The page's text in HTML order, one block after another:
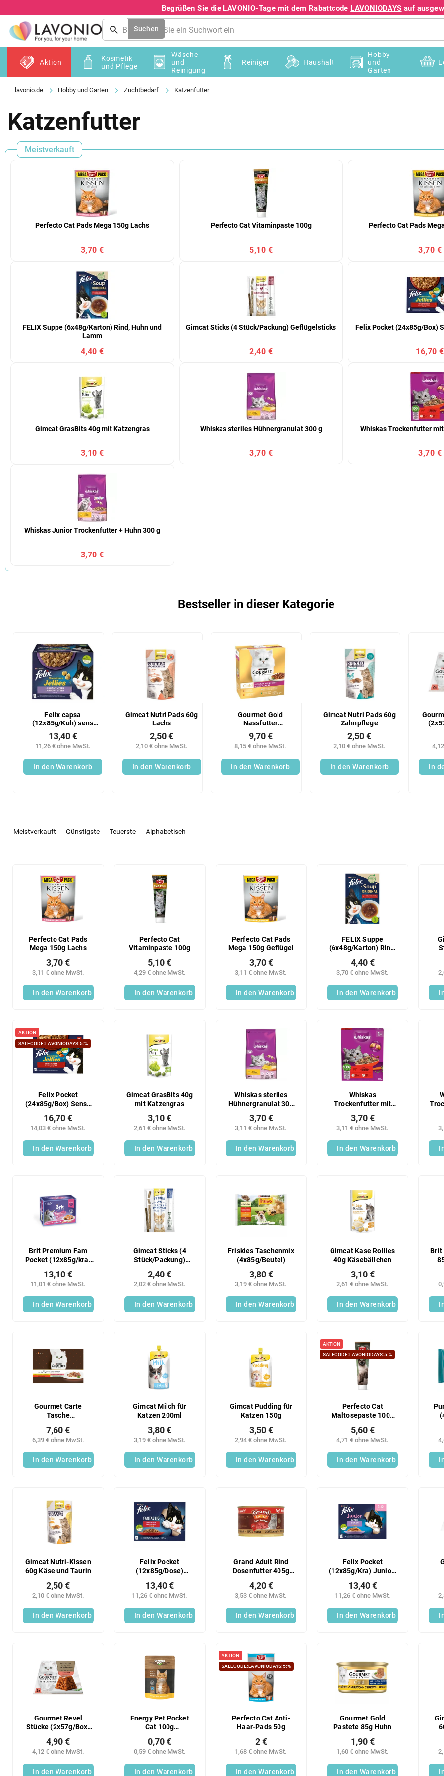
Inhalt
springen
Begrüßen Sie die LAVONIO-Tage mit dem Rabattcode LAVONIODAYS auf
+49 78195633041
Suchen
Aktion
Kosmetik
und Pflege
Wäsche
und
Reinigung
Reiniger Haushalt
Hobby
und
Garten
Hobby und Garten Zuchtbedarf Katzenfutter
Katzenfutter
Meistverkauft
Perfecto Cat Pads Mega 150g Lachs
3,70 €
Perfecto Cat Vitaminpaste 100g
5,10 €
Perfecto Cat Pads
3,70 €
FELIX Suppe (6x48g/Karton) Rind, Huhn und
Lamm
4,40 €
Gimcat Sticks (4 Stück/Packung) Geflügelsticks
2,40 €
Felix Pocket (24x85g/Box)
16,70 €
Gimcat GrasBits 40g mit Katzengras
3,10 €
Whiskas steriles Hühnergranulat 300 g
3,70 €
Whiskas Trockenfutter
3,70 €
Whiskas Junior Trockenfutter + Huhn 300 g
3,70 €
Bestseller in dieser Kategorie
Felix capsa
(12x85g/Kuh) sens
Gelees
13,40 €
11,26 € ohne MwSt.
In den Warenkorb
Gimcat Nutri Pads 60g
Lachs
2,50 €
2,10 € ohne MwSt.
In den Warenkorb
Gourmet Gold
Nassfutter
(8x85g/Karton) Mix
9,70 €
8,15 € ohne MwSt.
In den Warenkorb
Gimcat Nutri Pads 60g
Zahnpflege
2,50 €
2,10 € ohne MwSt.
In den Warenkorb In
Meistverkauft Günstigste Teuerste Alphabetisch
Perfecto Cat Pads
Mega 150g Lachs
3,11 € ohne MwSt.
3,70 €
In den Warenkorb
Perfecto Cat
Vitaminpaste 100g
4,29 € ohne MwSt.
5,10 €
In den Warenkorb
Perfecto Cat Pads
Mega 150g Geflügel
3,11 € ohne MwSt.
3,70 €
In den Warenkorb
FELIX Suppe
(6x48g/Karton) Rind,
3,70 € ohne MwSt.
4,40 €
In den Warenkorb
AKTION
SALECODE:LAVONIODAYS:5:%
Felix Pocket
(24x85g/Box) Sensa
14,03 € ohne MwSt.
16,70 €
In den Warenkorb
Gimcat GrasBits 40g
mit Katzengras
2,61 € ohne MwSt.
3,10 €
In den Warenkorb
Whiskas steriles
Hühnergranulat 300
3,11 € ohne MwSt.
3,70 €
In den Warenkorb
Whiskas
Trockenfutter mit
3,11 € ohne MwSt.
3,70 €
In den Warenkorb
Brit Premium Fam
Pocket (12x85g/kra)
11,01 € ohne MwSt.
13,10 €
In den Warenkorb
Gimcat Sticks (4
Stück/Packung)
2,02 € ohne MwSt.
2,40 €
In den Warenkorb
Friskies Taschenmix
(4x85g/Beutel)
3,19 € ohne MwSt.
3,80 €
In den Warenkorb
Gimcat Kase Rollies
40g Käsebällchen
2,61 € ohne MwSt.
3,10 €
In den Warenkorb
Brit
Gourmet Carte
Tasche
tres
6,39 € ohne MwSt.
7,60 €
In den Warenkorb
Gimcat Milch für
Katzen 200ml
3,19 € ohne MwSt.
3,80 €
In den Warenkorb
Gimcat Pudding für
Katzen 150g
2,94 € ohne MwSt.
3,50 €
In den Warenkorb
AKTION
SALECODE:LAVONIODAYS:5:%
Perfecto Cat
Maltosepaste 100g
4,71 € ohne MwSt.
5,60 €
In den Warenkorb
Gimcat Nutri-Kissen
60g Käse und Taurin
2,10 € ohne MwSt.
2,50 €
In den Warenkorb
Felix Pocket
(12x85g/Dose)
11,26 € ohne MwSt.
13,40 €
In den Warenkorb
Grand Adult Rind
Dosenfutter 405g
3,53 € ohne MwSt.
4,20 €
In den Warenkorb
Felix Pocket
(12x85g/Kra) Junior-
11,26 € ohne MwSt.
13,40 €
In den Warenkorb
Gourmet Revel
Stücke (2x57g/Box)
4,12 € ohne MwSt.
4,90 €
In den Warenkorb
Energy Pet Pocket
Cat 100g
0,59 € ohne MwSt.
0,70 €
In den Warenkorb
AKTION
SALECODE:LAVONIODAYS:5:%
Perfecto Cat Anti-
Haar-Pads 50g
1,68 € ohne MwSt.
2 €
In den Warenkorb
Gourmet Gold
Pastete 85g Huhn
1,60 € ohne MwSt.
1,90 €
In den Warenkorb